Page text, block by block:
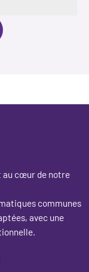
au cœur de notre
communes
avec une